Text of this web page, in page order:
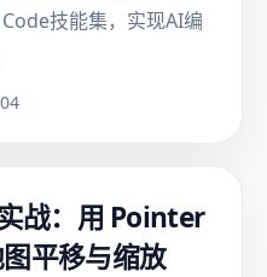
技能集，实现AI编
战：用 Pointer
平移与缩放